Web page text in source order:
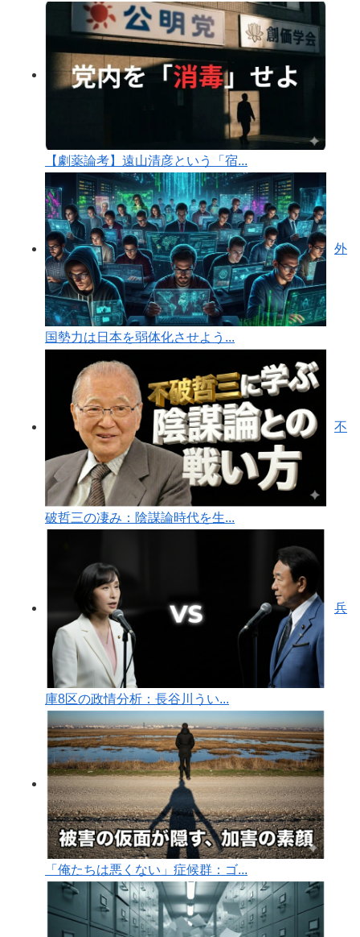
【劇薬論考】遠山清彦という「宿...
外
国勢力は日本を弱体化させよう...
不
破哲三の凄み：陰謀論時代を生...
兵
庫8区の政情分析：長谷川うい...
「俺たちは悪くない」症候群：ゴ...